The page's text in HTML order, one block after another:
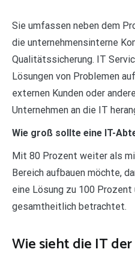
Sie umfassen neben dem
die unternehmensinterne
Qualitätssicherung. IT
Lösungen von Problemen
externen Kunden oder
Unternehmen an die IT
Wie groß sollte eine IT-
Mit 80 Prozent weiter als
Bereich aufbauen möchte,
eine Lösung zu 100
gesamtheitlich betrachtet.
Wie sieht die IT